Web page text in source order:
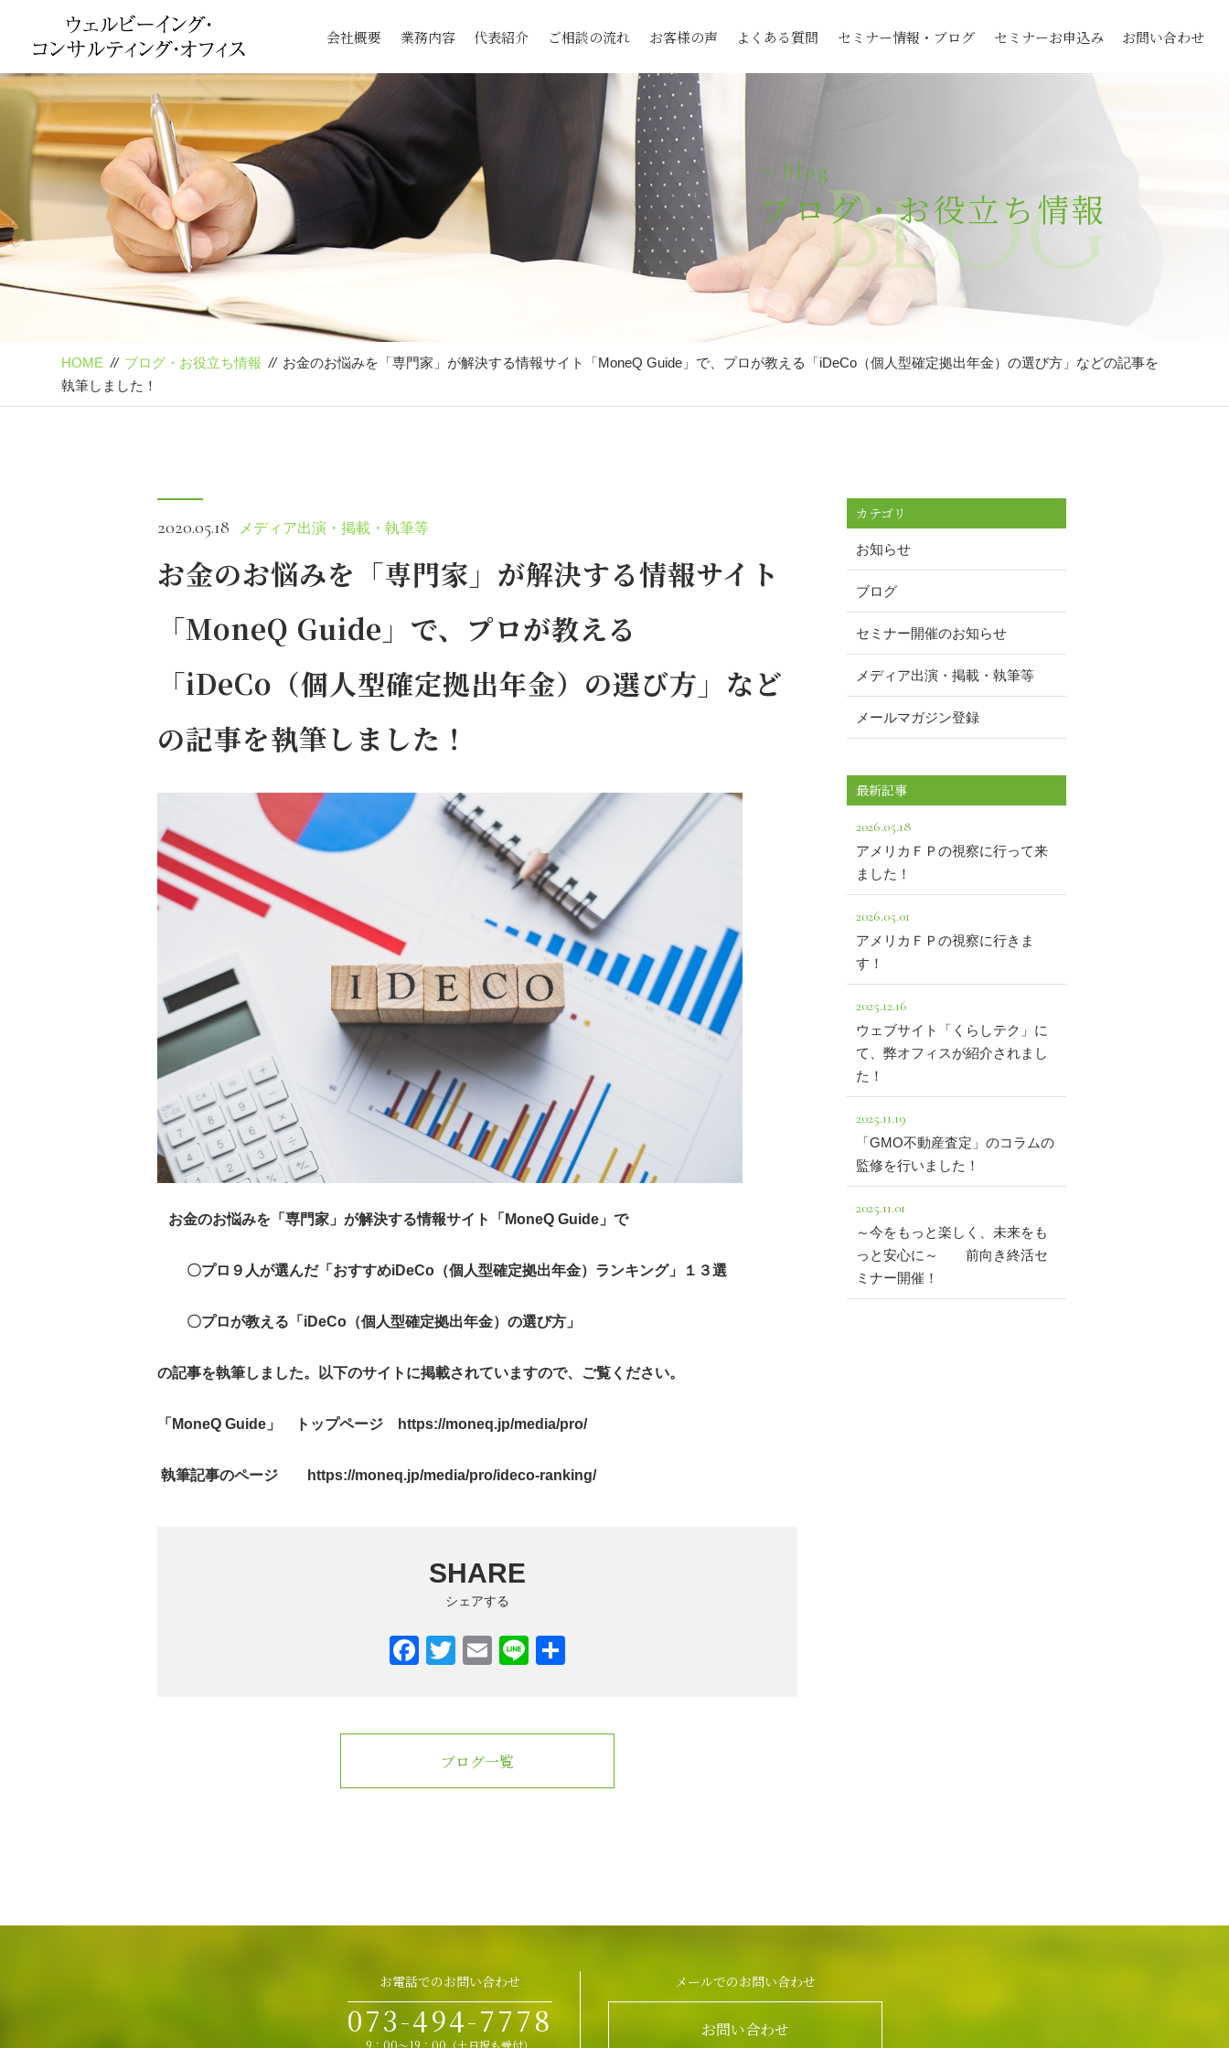
会社概要 業務内容 代表紹介 ご相談の流れ お客様の声 よくある質問 セミナー情報・ブログ セミナーお申込み お問い合わせ
Blog
ブログ・お役立ち情報
Blog
HOME // ブログ・お役立ち情報 // お金のお悩みを「専門家」が解決する情報サイト「MoneQ Guide」で、プロが教える「iDeCo（個人型確定拠出年金）の選び方」などの記事を
執筆しました！
2020.05.18 メディア出演・掲載・執筆等
お金のお悩みを「専門家」が解決する情報サイト
「MoneQ Guide」で、プロが教える
「iDeCo（個人型確定拠出年金）の選び方」など
の記事を執筆しました！
お金のお悩みを「専門家」が解決する情報サイト「MoneQ Guide」で
〇プロ９人が選んだ「おすすめiDeCo（個人型確定拠出年金）ランキング」１３選
〇プロが教える「iDeCo（個人型確定拠出年金）の選び方」
の記事を執筆しました。以下のサイトに掲載されていますので、ご覧ください。
「MoneQ Guide」 トップページ https://moneq.jp/media/pro/
執筆記事のページ https://moneq.jp/media/pro/ideco-ranking/
SHARE
シェアする
F
e
o
T
er
E
Li
ブログ一覧
カテゴリ
お知らせ
ブログ
セミナー開催のお知らせ
メディア出演・掲載・執筆等
メールマガジン登録
最新記事
2026.05.18
アメリカＦＰの視察に行って来
ました！
2026.05.01
アメリカＦＰの視察に行きま
す！
2025.12.16
ウェブサイト「くらしテク」に
て、弊オフィスが紹介されまし
た！
2025.11.19
「GMO不動産査定」のコラムの
監修を行いました！
2025.11.01
～今をもっと楽しく、未来をも
っと安心に～ 前向き終活セ
ミナー開催！
お電話でのお問い合わせ
073-494-7778
9：00～19：00（土日祝も受付）
メールでのお問い合わせ
お問い合わせ